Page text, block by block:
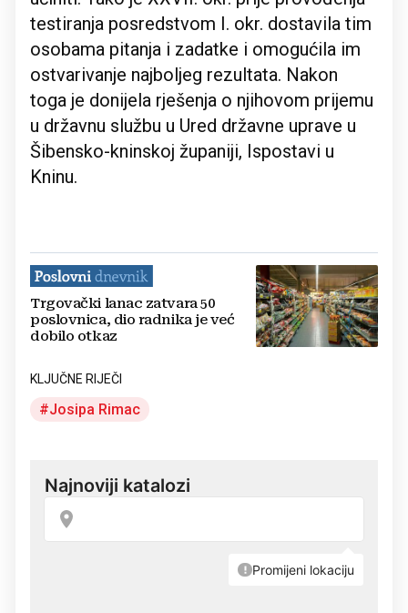
testiranja posredstvom I. okr. dostavila tim
osobama pitanja i zadatke i omogućila im
ostvarivanje najboljeg rezultata. Nakon
toga je donijela rješenja o njihovom prijemu
u državnu službu u Ured državne uprave u
Šibensko-kninskoj županiji, Ispostavi u
Kninu.
Trgovački lanac zatvara 50
poslovnica, dio radnika je već
dobilo otkaz
KLJUČNE RIJEČI
Josipa Rimac